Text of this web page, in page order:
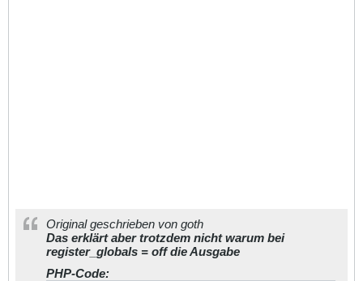
Original geschrieben von goth
Das erklärt aber trotzdem nicht warum bei
register_globals = off die Ausgabe
PHP-Code: